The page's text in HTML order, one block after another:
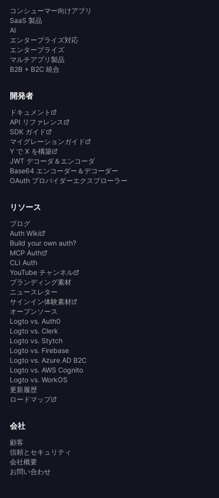
コンシューマー向けアプリ
SaaS 製品
AI
エンタープライズ対応
エンタープライズ
マルチアプリ製品
B2B + B2C 統合
開発者
ドキュメント
API リファレンス
SDK ガイド
マイグレーションガイド
Y で X を構築
JWT デコーダ＆エンコーダ
Base64 エンコーダー＆デコーダー
OAuth プロバイダーエクスプローラー
リソース
ブログ
Auth Wiki
Build your own auth?
MCP Auth
CLI Auth
YouTube チャンネル
ブランディング素材
ニュースレター
サインイン体験素材
オープンソース
Logto vs. Auth0
Logto vs. Clerk
Logto vs. Stytch
Logto vs. Firebase
Logto vs. Azure AD B2C
Logto vs. AWS Cognito
Logto vs. WorkOS
更新履歴
ロードマップ
会社
顧客
信頼とセキュリティ
会社概要
お問い合わせ